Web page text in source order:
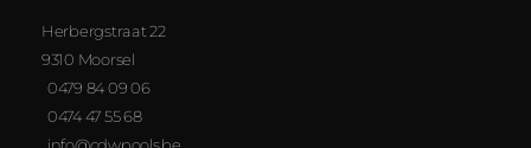
Herbergstraat 22
9310 Moorsel
0479 84 09 06
0474 47 55 68